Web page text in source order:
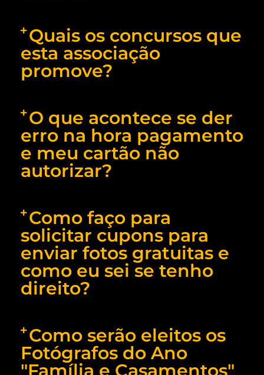
Quais os concursos que
esta associação
promove?
O que acontece se der
erro na hora pagamento
e meu cartão não
autorizar?
Como faço para
solicitar cupons para
enviar fotos gratuitas e
como eu sei se tenho
direito?
Como serão eleitos os
Fotógrafos do Ano
"Família e Casamentos"